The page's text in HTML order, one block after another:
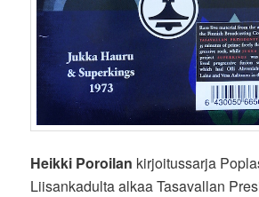
Heikki Poroilan kirjoitussarja
Liisankadulta alkaa Tasavallan